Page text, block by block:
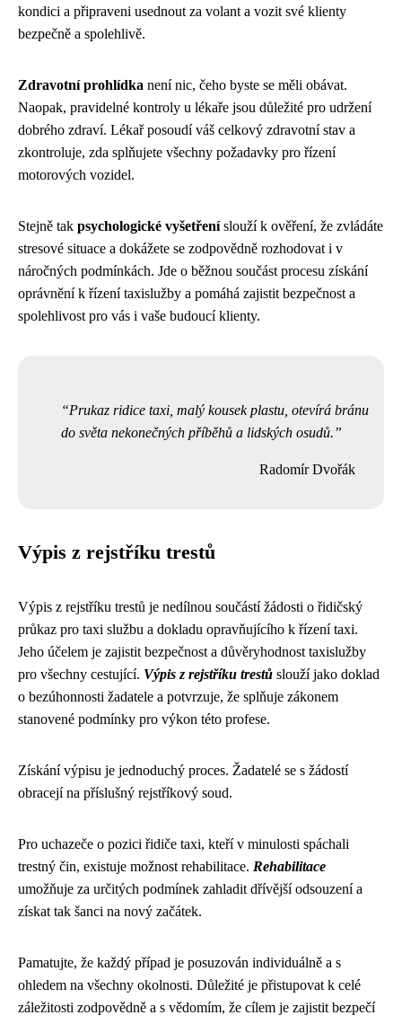
kondici a připraveni usednout za volant a vozit své klienty
bezpečně a spolehlivě.
Zdravotní prohlídka není nic, čeho byste se měli obávat.
Naopak, pravidelné kontroly u lékaře jsou důležité pro udržení
dobrého zdraví. Lékař posoudí váš celkový zdravotní stav a
zkontroluje, zda splňujete všechny požadavky pro řízení
motorových vozidel.
Stejně tak psychologické vyšetřeníslouží k ověření, že zvládáte
stresové situace a dokážete se zodpovědně rozhodovat i v
náročných podmínkách. Jde o běžnou součást procesu získání
oprávnění k řízení taxislužby a pomáhá zajistit bezpečnost a
spolehlivost pro vás i vaše budoucí klienty.
Prukaz ridice taxi, malý kousek plastu, otevírá bránu
do světa nekonečných příběhů a lidských osudů.
Radomír Dvořák
Výpis z rejstříku trestů
Výpis z rejstříku trestů je nedílnou součástí žádosti o řidičský
průkaz pro taxi službu a dokladu opravňujícího k řízení taxi.
Jeho účelem je zajistit bezpečnost a důvěryhodnost taxislužby
pro všechny cestující. Výpis z rejstříku trestů slouží jako doklad
o bezúhonnosti žadatele a potvrzuje, že splňuje zákonem
stanovené podmínky pro výkon této profese.
Získání výpisu je jednoduchý proces. Žadatelé se s žádostí
obracejí na příslušný rejstříkový soud.
Pro uchazeče o pozici řidiče taxi, kteří v minulosti spáchali
trestný čin, existuje možnost rehabilitace. Rehabilitace
umožňuje za určitých podmínek zahladit dřívější odsouzení a
získat tak šanci na nový začátek.
Pamatujte, že každý případ je posuzován individuálně a s
ohledem na všechny okolnosti. Důležité je přistupovat k celé
záležitosti zodpovědně a s vědomím, že cílem je zajistit bezpečí